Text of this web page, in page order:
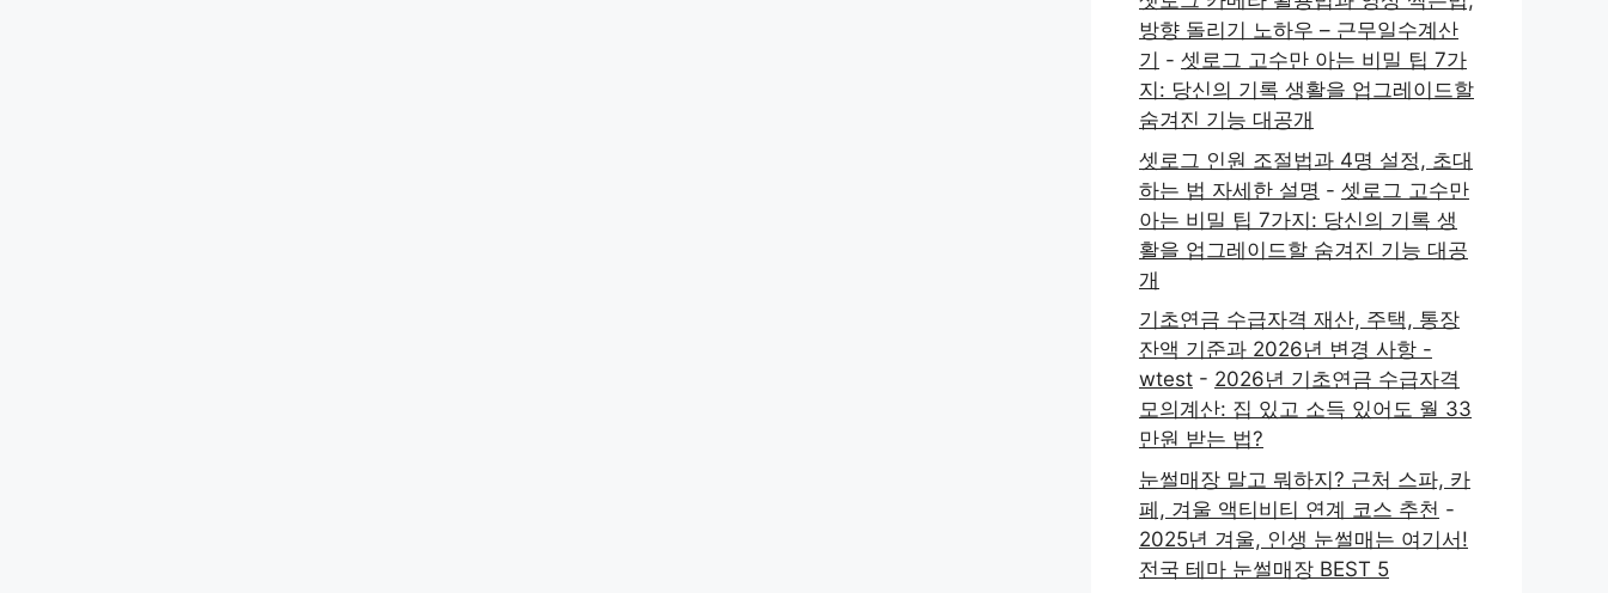
방향 돌리기 노하우 – 근무일수계산
기 - 셋로그 고수만 아는 비밀 팁 7가
지: 당신의 기록 생활을 업그레이드할
숨겨진 기능 대공개
셋로그 인원 조절법과 4명 설정, 초대
하는 법 자세한 설명 - 셋로그 고수만
아는 비밀 팁 7가지: 당신의 기록 생
활을 업그레이드할 숨겨진 기능 대공
개
기초연금 수급자격 재산, 주택, 통장
잔액 기준과 2026년 변경 사항 -
wtest - 2026년 기초연금 수급자격
모의계산: 집 있고 소득 있어도 월 33
만원 받는 법?
눈썰매장 말고 뭐하지? 근처 스파, 카
페, 겨울 액티비티 연계 코스 추천 -
2025년 겨울, 인생 눈썰매는 여기서!
전국 테마 눈썰매장 BEST 5